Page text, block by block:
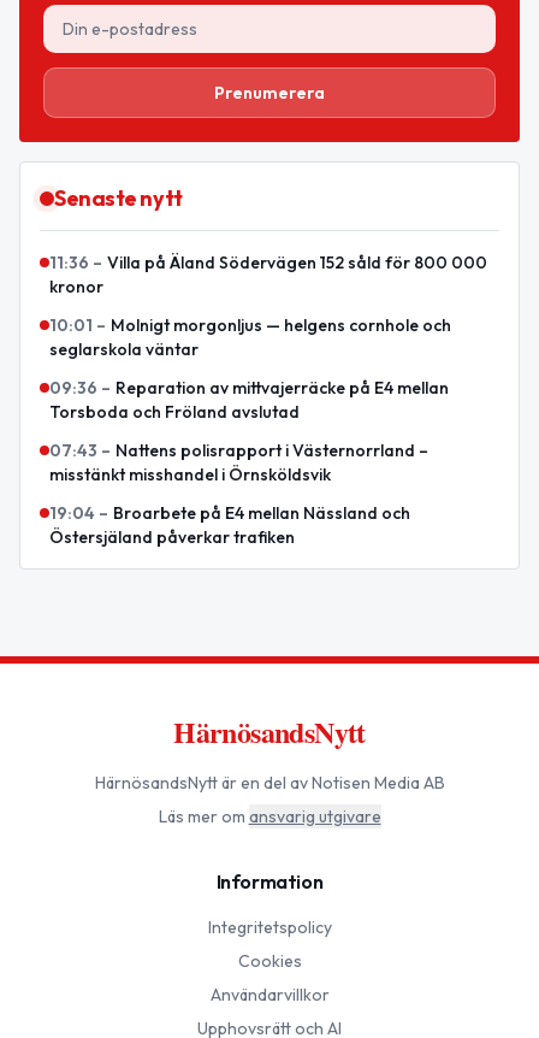
Prenumerera
Senaste nytt
11:36 – Villa på Äland Södervägen 152 såld för 800 000
kronor
10:01 – Molnigt morgonljus — helgens cornhole och
seglarskola väntar
09:36 – Reparation av mittvajerräcke på E4 mellan
Torsboda och Fröland avslutad
07:43 – Nattens polisrapport i Västernorrland –
misstänkt misshandel i Örnsköldsvik
19:04 – Broarbete på E4 mellan Nässland och
Östersjäland påverkar trafiken
HärnösandsNytt
HärnösandsNyttär en del av Notisen Media AB
Läs mer om ansvarig utgivare
Information
Integritetspolicy
Cookies
Användarvillkor
Upphovsrätt och AI